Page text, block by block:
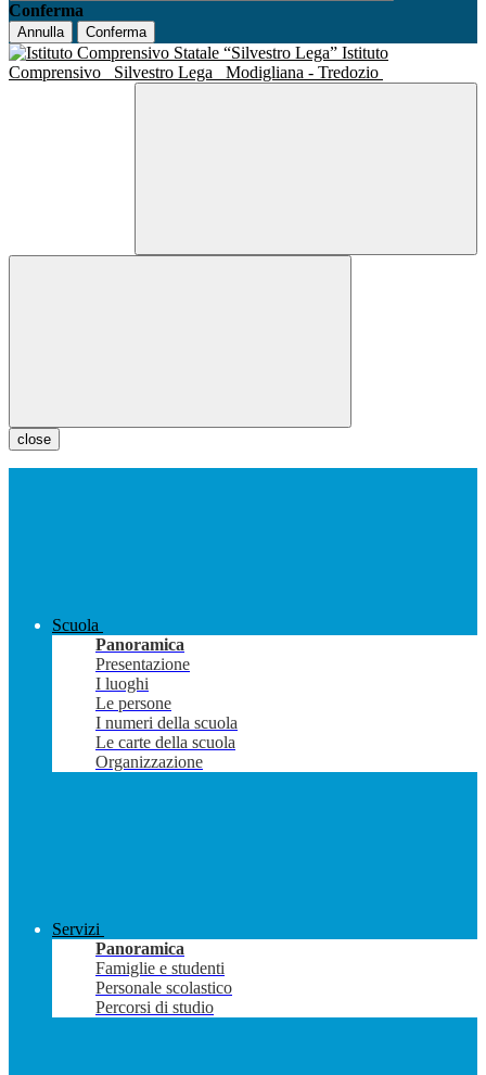
Conferma
Annulla Conferma
Istituto
Comprensivo
Silvestro Lega Modigliana - Tredozio
close
Scuola
Panoramica
Presentazione
I luoghi
Le persone
I numeri della scuola
Le carte della scuola
Organizzazione
Servizi
Panoramica
Famiglie e studenti
Personale scolastico
Percorsi di studio